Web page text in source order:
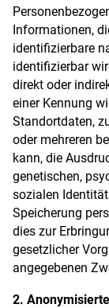
Informationen,
identifizierbare
identifizierbar
direkt oder
einer Kennung
Standortdaten,
oder mehreren
kann, die
genetischen,
sozialen
Speicherung
dies zur
gesetzlicher
angegebenen
2.